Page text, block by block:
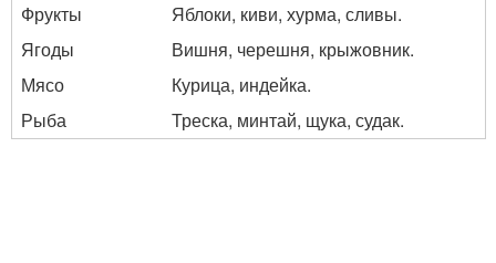
Фрукты
Яблоки, киви, хурма, сливы.
Ягоды
Вишня, черешня, крыжовник.
Мясо
Курица, индейка.
Рыба
Треска, минтай, щука, судак.